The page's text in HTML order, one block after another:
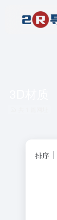
排序